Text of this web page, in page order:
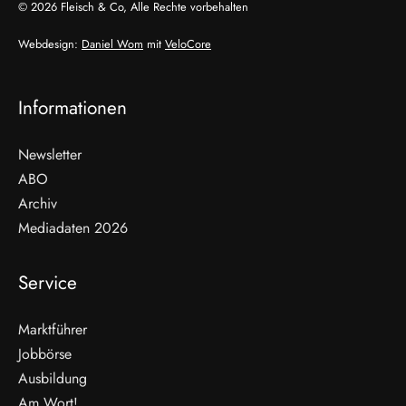
© 2026 Fleisch & Co, Alle Rechte vorbehalten
Webdesign: Daniel Wom mit VeloCore
Informationen
Newsletter
ABO
Archiv
Mediadaten 2026
Service
Marktführer
Jobbörse
Ausbildung